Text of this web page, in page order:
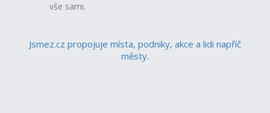
vše sami.
Jsmez.cz propojuje místa, podniky, akce a lidi napříč
městy.